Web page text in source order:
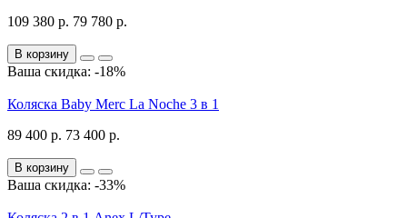
109 380 р. 79 780 р.
В корзину
Ваша скидка: -18%
Коляска Baby Merc La Noche 3 в 1
89 400 р. 73 400 р.
В корзину
Ваша скидка: -33%